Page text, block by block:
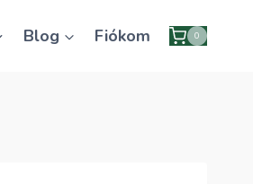
Blog Fiókom 0